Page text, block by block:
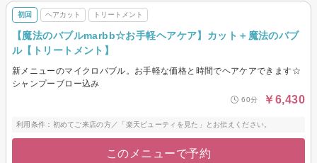
初回 ヘアカット トリートメント
【魔法のバブルmarbb☆お手軽ヘアケア】カット＋魔法のバブ
ル【トリートメント】
新メニューのマイクロバブル。お手軽な価格と時間でヘアケアできます☆
シャンプーブロー込み
60分 ￥6,430
利用条件：初めてご来店の方／「楽天ビューティを見た」とお伝えください。
このメニューで予約